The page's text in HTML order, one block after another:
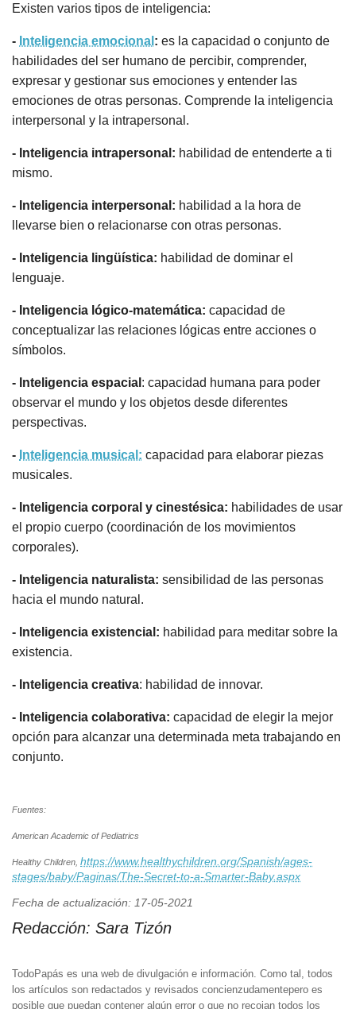
Existen varios tipos de inteligencia:
- Inteligencia emocional : es la capacidad o conjunto de
habilidades del ser humano de percibir, comprender,
expresar y gestionar sus emociones y entender las
emociones de otras personas. Comprende la inteligencia
interpersonal y la intrapersonal.
- Inteligencia intrapersonal: habilidad de entenderte a ti
mismo.
- Inteligencia interpersonal: habilidad a la hora de
llevarse bien o relacionarse con otras personas.
- Inteligencia lingüística: habilidad de dominar el
lenguaje.
- Inteligencia lógico-matemática: capacidad de
conceptualizar las relaciones lógicas entre acciones o
símbolos.
- Inteligencia espacial : capacidad humana para poder
observar el mundo y los objetos desde diferentes
perspectivas.
- Inteligencia musical: capacidad para elaborar piezas
musicales.
- Inteligencia corporal y cinestésica: habilidades de usar
el propio cuerpo (coordinación de los movimientos
corporales).
- Inteligencia naturalista: sensibilidad de las personas
hacia el mundo natural.
- Inteligencia existencial: habilidad para meditar sobre la
existencia.
- Inteligencia creativa: habilidad de innovar.
- Inteligencia colaborativa: capacidad de elegir la mejor
opción para alcanzar una determinada meta trabajando en
conjunto.
Fuentes:
American Academic of Pediatrics
Healthy Children, https://www.healthychildren.org/Spanish/ages-
stages/baby/Paginas/The-Secret-to-a-Smarter-Baby.aspx
Fecha de actualización: 17-05-2021
Redacción: Sara Tizón
TodoPapás es una web de divulgación e información. Como tal, todos
los artículos son redactados y revisados concienzudamentepero es
posible que puedan contener algún error o que no recojan todos los